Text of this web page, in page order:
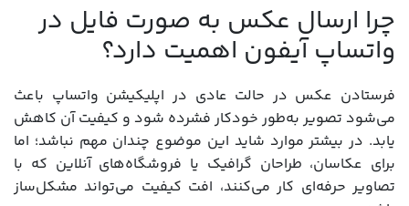
چرا ارسال عکس به صورت فایل در
واتساپ آیفون اهمیت دارد؟
فرستادن عکس در حالت عادی در اپلیکیشن واتساپ باعث
می‌شود تصویر به‌طور خودکار فشرده شود و کیفیت آن کاهش
یابد. در بیشتر موارد شاید این موضوع چندان مهم نباشد؛ اما
برای عکاسان، طراحان گرافیک یا فروشگاه‌های آنلاین که با
تصاویر حرفه‌ای کار می‌کنند، افت کیفیت می‌تواند مشکل‌ساز